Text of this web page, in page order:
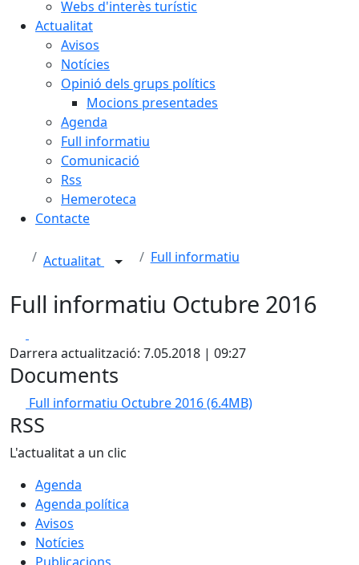
Webs d'interès turístic
Actualitat
Avisos
Notícies
Opinió dels grups polítics
Mocions presentades
Agenda
Full informatiu
Comunicació
Rss
Hemeroteca
Contacte
Actualitat Full informatiu
Full informatiu Octubre 2016
Darrera actualització: 7.05.2018 | 09:27
Documents
Full informatiu Octubre 2016(6.4MB)
RSS
L'actualitat a un clic
Agenda
Agenda política
Avisos
Notícies